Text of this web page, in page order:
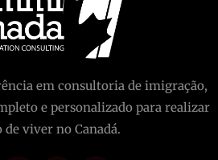
em consultoria de imigração,
e personalizado para realizar
de viver no Canadá.